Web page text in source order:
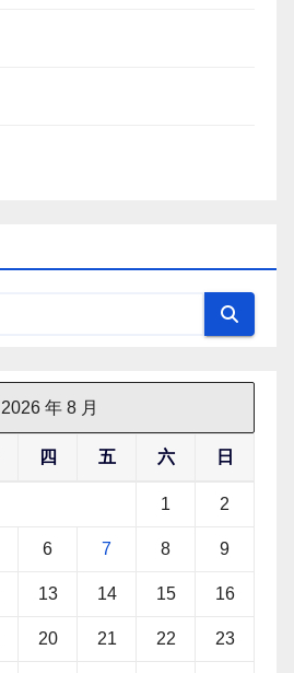
2026 年 8 月
四 五 六 日
1 2
6 7 8 9
13 14 15 16
20 21 22 23